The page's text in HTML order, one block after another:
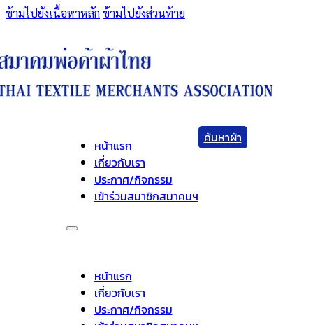
ข้ามไปยังเนื้อหาหลัก ข้ามไปยังส่วนท้าย
หน้าแรก
เกี่ยวกับเรา
ประกาศ/กิจกรรม
เข้าร่วมสมาชิกสมาคมฯ
หน้าแรก
เกี่ยวกับเรา
ประกาศ/กิจกรรม
ค้นหาผ้า